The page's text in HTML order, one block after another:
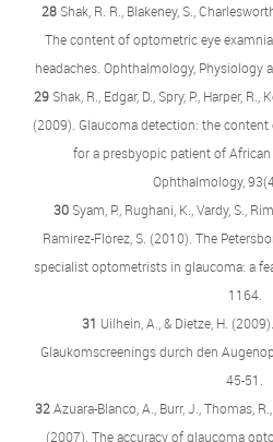
28Shak, R. R., Blakeney, S.,
The content of optometric eye
headaches. Ophthalmology, Physiology
29Shak, R., Edgar, D., Spry, P., Harper, R.,
(2009). Glaucoma detection: the
for a presbyopic patient of
Ophthalmology,
30Syam, P., Rughani, K., Vardy, S.,
Ramirez-Florez, S. (2010). The
specialist optometrists in glaucoma: a
1164.
31 Uilhein, A., & Dietze, H.
Glaukomscreenings durch den
45-51.
32Azuara-Blanco, A., Burr, J., Thomas,
(2007). The accuracy of glaucoma